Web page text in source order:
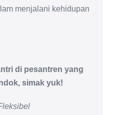
menjalani kehidupan
di pesantren yang
simak yuk!